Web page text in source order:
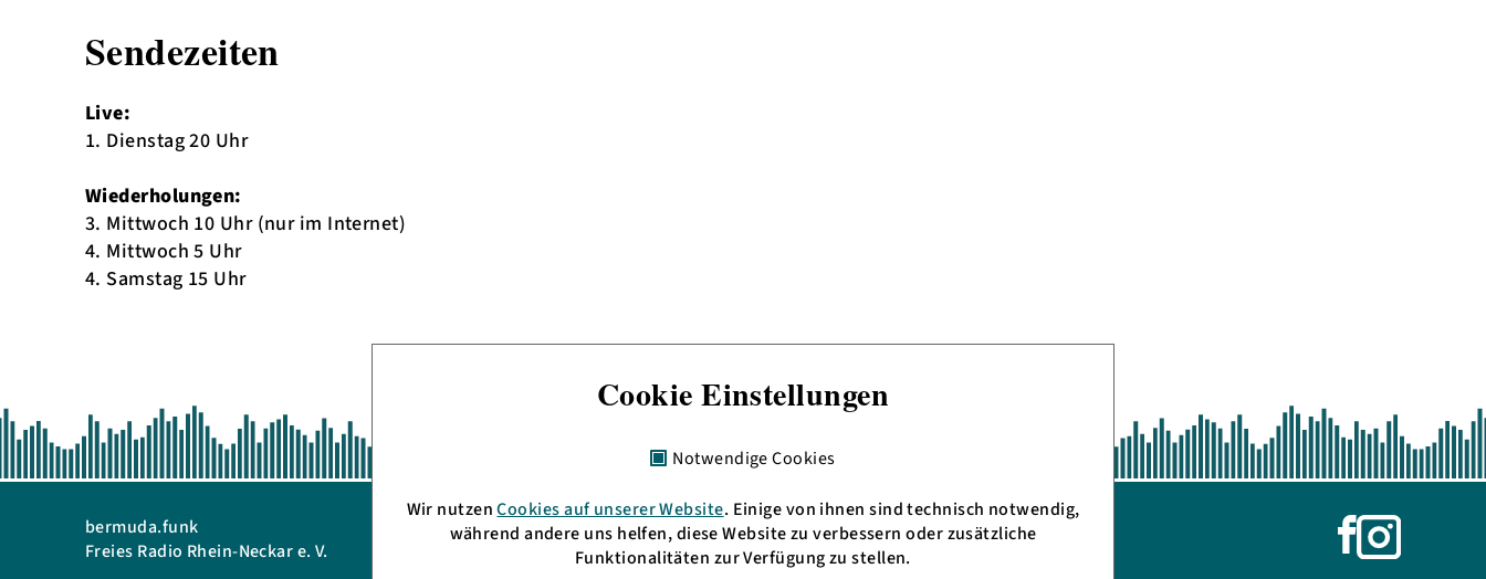
Sendezeiten
Live:
1. Dienstag 20 Uhr
Wiederholungen:
3. Mittwoch 10 Uhr (nur im Internet)
4. Mittwoch 5 Uhr
4. Samstag 15 Uhr
bermuda.funk
Freies Radio Rhein-Neckar e. V.
Telefon: + 49 621 3009797
info(at)bermudafunk.org
HD: UKW 105,4 MHz
MA: UKW 89,6 MHz
Cookie Einstellungen
Notwendige Cookies
Wir nutzenCookies auf unserer Website. Einige von ihnen sind technisch notwendig,
während andere uns helfen, diese Website zu verbessern oder zusätzliche
Funktionalitäten zur Verfügung zu stellen.